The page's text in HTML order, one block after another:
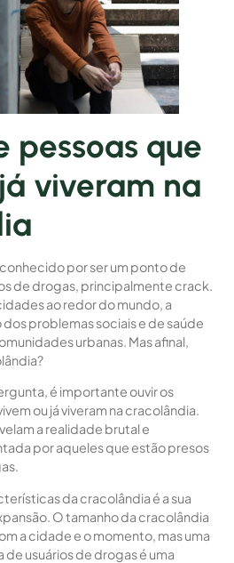
pessoas que
viveram na
por ser um ponto de
de drogas, principalmente crack.
ao redor do mundo, a
problemas sociais e de saúde
urbanas. Mas afinal,
é importante ouvir os
ou já viveram na cracolândia.
a realidade brutal e
por aqueles que estão presos
da cracolândia é a sua
O tamanho da cracolândia
a cidade e o momento, mas uma
usuários de drogas é uma